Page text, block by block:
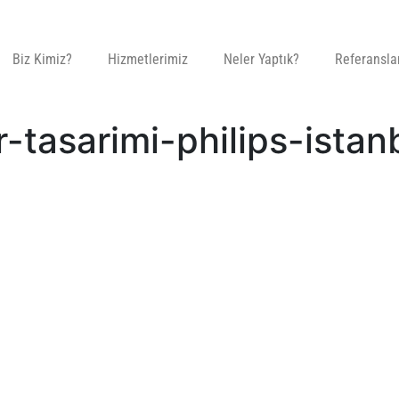
Biz Kimiz? Hizmetlerimiz Neler Yaptık?
tasarimi-philips-